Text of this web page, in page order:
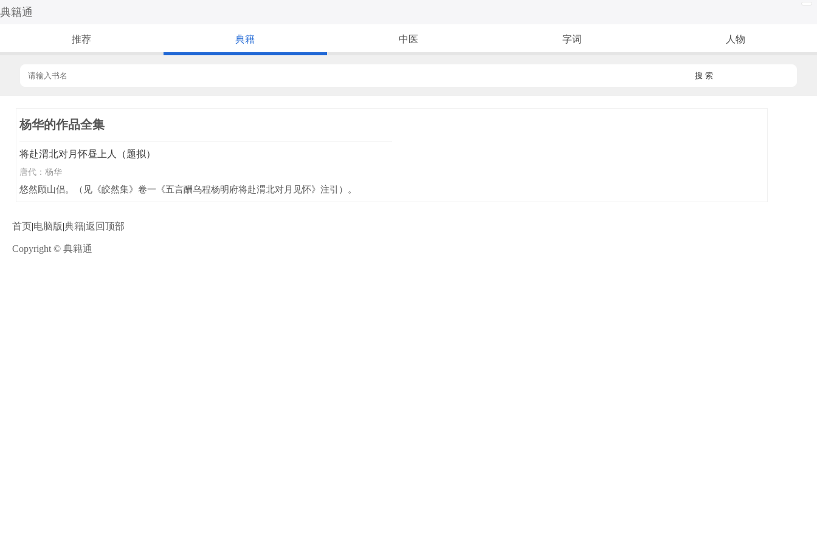
典籍通
推荐 典籍 中医 字词 人物
搜 索
杨华的作品全集
将赴渭北对月怀昼上人（题拟）
唐代： 杨华
悠然顾山侣。（见《皎然集》卷一《五言酬乌程杨明府将赴渭北对月见怀》注引）。
首页|电脑版|典籍|返回顶部
Copyright © 典籍通